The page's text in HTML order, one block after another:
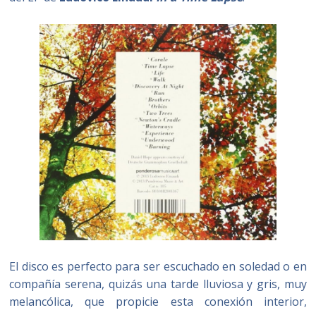
El disco es perfecto para ser escuchado en soledad o en
compañía serena, quizás una tarde lluviosa y gris, muy
melancólica, que propicie esta conexión interior,